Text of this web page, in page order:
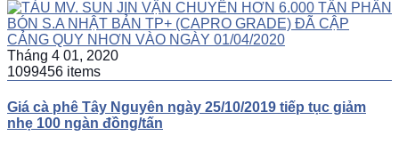
Tháng 4 01, 2020
1099456 items
Giá cà phê Tây Nguyên ngày 25/10/2019 tiếp tục giảm
nhẹ 100 ngàn đồng/tấn